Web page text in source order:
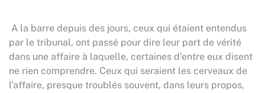
A la barre depuis des jours, ceux qui étaient entendus
par le tribunal, ont passé pour dire leur part de vérité
dans une affaire à laquelle, certaines d’entre eux disent
ne rien comprendre. Ceux qui seraient les cerveaux de
l’affaire, presque troublés souvent, dans leurs propos,